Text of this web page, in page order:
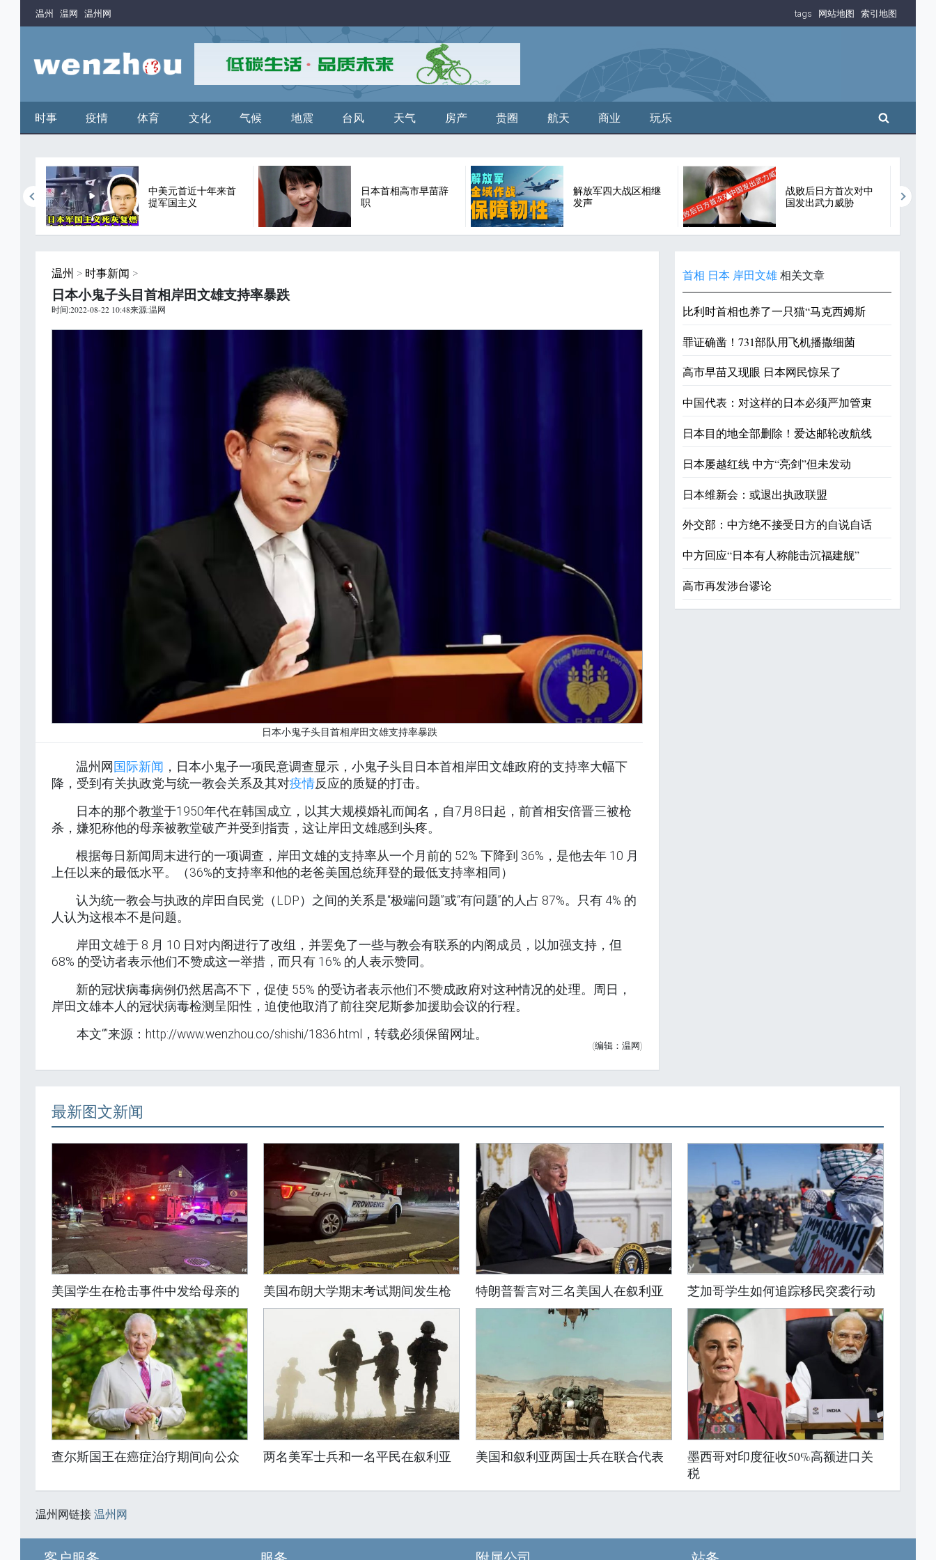
温州 温网 温州网 tags 网站地图 索引地图
时事 疫情 体育 文化 气候 地震 台风 天气 房产 贵圈 航天 商业 玩乐 搜索
中美元首近十年来首
提军国主义
日本首相高市早苗辞
职
解放军四大战区相继
发声
战败后日方首次对中
国发出武力威胁
温州 > 时事新闻 >
日本小鬼子头目首相岸田文雄支持率暴跌
时间:2022-08-22 10:48来源:温网
日本小鬼子头目首相岸田文雄支持率暴跌
温州网 国际新闻 ，日本小鬼子一项民意调查显示，小鬼子头目日本首相岸田文雄政府的支持率大幅下
降，受到有关执政党与统一教会关系及其对疫情反应的质疑的打击。
日本的那个教堂于1950年代在韩国成立，以其大规模婚礼而闻名，自7月8日起，前首相安倍晋三被枪
杀，嫌犯称他的母亲被教堂破产并受到指责，这让岸田文雄感到头疼。
根据每日新闻周末进行的一项调查，岸田文雄的支持率从一个月前的 52% 下降到 36%，是他去年 10 月
上任以来的最低水平。（36%的支持率和他的老爸美国总统拜登的最低支持率相同）
认为统一教会与执政的岸田自民党（LDP）之间的关系是“极端问题”或“有问题”的人占 87%。只有 4% 的
人认为这根本不是问题。
岸田文雄于 8 月 10 日对内阁进行了改组，并罢免了一些与教会有联系的内阁成员，以加强支持，但
68% 的受访者表示他们不赞成这一举措，而只有 16% 的人表示赞同。
新的冠状病毒病例仍然居高不下，促使 55% 的受访者表示他们不赞成政府对这种情况的处理。周日，
岸田文雄本人的冠状病毒检测呈阳性，迫使他取消了前往突尼斯参加援助会议的行程。
本文“”来源：http://www.wenzhou.co/shishi/1836.html，转载必须保留网址。
(编辑：温网)
首相 日本 岸田文雄 相关文章
比利时首相也养了一只猫“马克西姆斯
罪证确凿！731部队用飞机播撒细菌
高市早苗又现眼 日本网民惊呆了
中国代表：对这样的日本必须严加管束
日本目的地全部删除！爱达邮轮改航线
日本屡越红线 中方“亮剑”但未发动
日本维新会：或退出执政联盟
外交部：中方绝不接受日方的自说自话
中方回应“日本有人称能击沉福建舰”
高市再发涉台谬论
最新图文新闻
美国学生在枪击事件中发给母亲的 美国布朗大学期末考试期间发生枪 特朗普誓言对三名美国人在叙利亚 芝加哥学生如何追踪移民突袭行动
查尔斯国王在癌症治疗期间向公众 两名美军士兵和一名平民在叙利亚 美国和叙利亚两国士兵在联合代表
墨西哥对印度征收50%高额进口关
税
温州网链接温州网